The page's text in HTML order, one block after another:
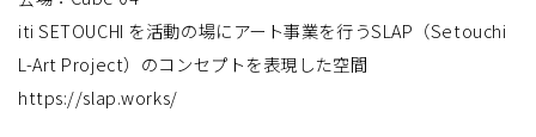
iti SETOUCHI を活動の場にアート事業を行うSLAP（Setouchi
L-Art Project）のコンセプトを表現した空間
https://slap.works/